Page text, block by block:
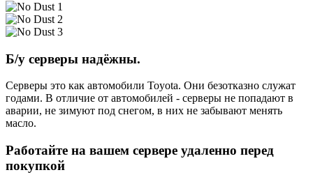
Б/у серверы надёжны.
Серверы это как автомобили Toyota. Они безотказно служат
годами. В отличие от автомобилей - серверы не попадают в
аварии, не зимуют под снегом, в них не забывают менять
масло.
Работайте на вашем сервере удаленно перед
покупкой